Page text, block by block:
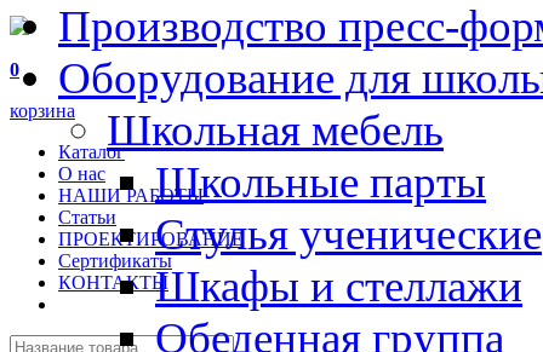
0
корзина
Каталог
О нас
НАШИ РАБОТЫ
Статьи
ПРОЕКТИРОВАНИЕ
Сертификаты
КОНТАКТЫ
Производство пресс-
Оборудование для
Школьная мебель
Школьные парты
Стулья ученические
Шкафы и стеллажи
Обеденная группа